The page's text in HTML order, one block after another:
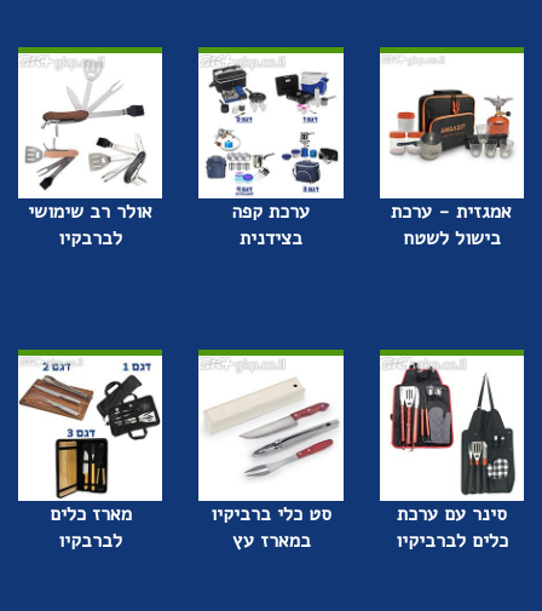
אמגזית - ערכת
בישול לשטח
ערכת קפה
בצידנית
אולר רב שימושי
לברבקיו
סינר עם ערכת
כלים לברביקיו
סט כלי ברביקיו
במארז עץ
מארז כלים
לברבקיו